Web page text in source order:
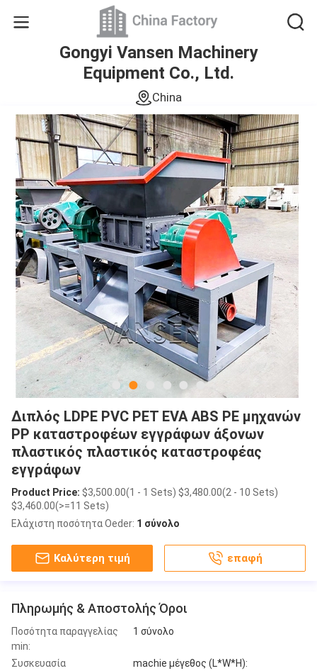
Gongyi Vansen Machinery
Equipment Co., Ltd.
China
Διπλός LDPE PVC PET EVA ABS PE μηχανών
PP καταστροφέων εγγράφων άξονων
πλαστικός πλαστικός καταστροφέας
εγγράφων
Product Price: $3,500.00(1 - 1 Sets) $3,480.00(2 - 10 Sets)
$3,460.00(>=11 Sets)
Ελάχιστη ποσότητα Oeder: 1 σύνολο
Καλύτερη τιμή επαφή
Πληρωμής & Αποστολής Όροι
Ποσότητα παραγγελίας
min:
1 σύνολο
Συσκευασία
machie μέγεθος (L*W*H):